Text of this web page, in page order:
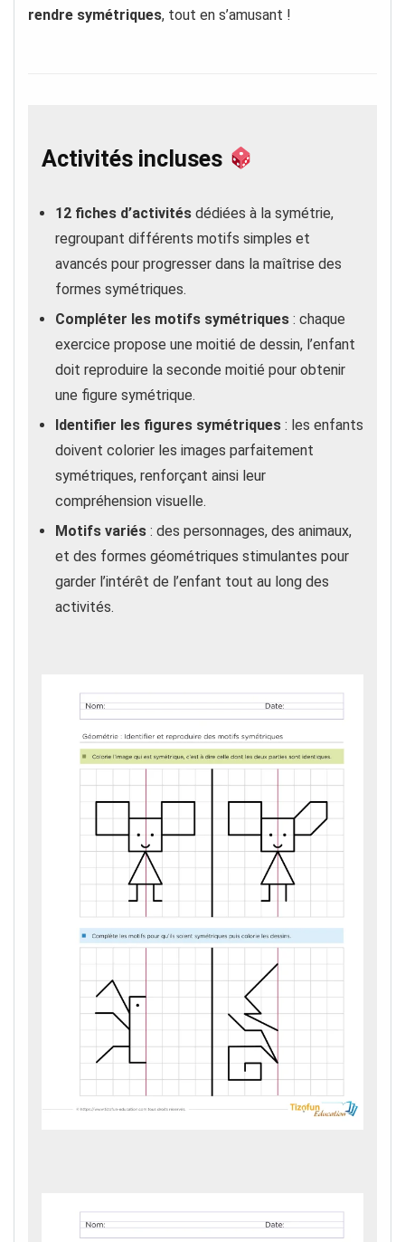
rendre symétriques, tout en s’amusant !
Activités incluses
12 fiches d’activités dédiées à la symétrie,
regroupant différents motifs simples et
avancés pour progresser dans la maîtrise des
formes symétriques.
Compléter les motifs symétriques : chaque
exercice propose une moitié de dessin, l’enfant
doit reproduire la seconde moitié pour obtenir
une figure symétrique.
Identifier les figures symétriques : les enfants
doivent colorier les images parfaitement
symétriques, renforçant ainsi leur
compréhension visuelle.
Motifs variés : des personnages, des animaux,
et des formes géométriques stimulantes pour
garder l’intérêt de l’enfant tout au long des
activités.